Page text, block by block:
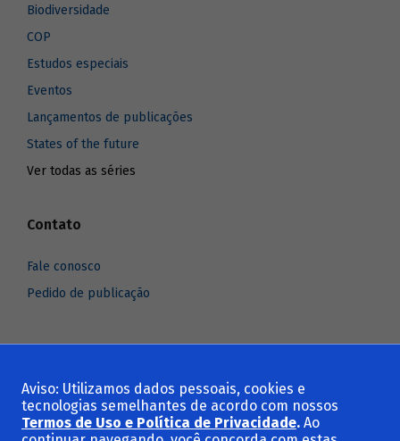
Biodiversidade
COP
Estudos especiais
Eventos
Lançamentos de publicações
States of the future
Ver todas as séries
Contato
Fale conosco
Pedido de publicação
Voltar ao topo
Aviso: Utilizamos dados pessoais, cookies e
tecnologias semelhantes de acordo com nossos
Termos de Uso e Política de Privacidade. Ao